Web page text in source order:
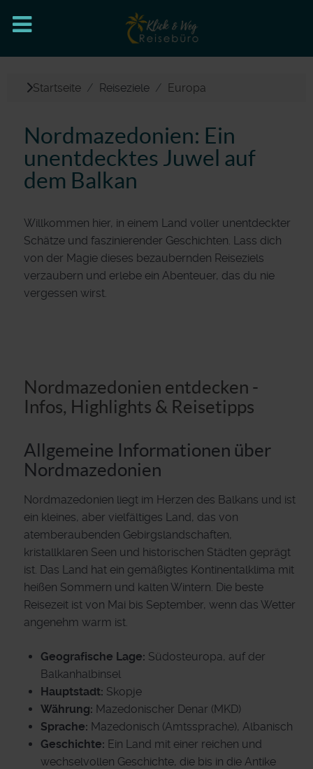
Startseite Reiseziele Europa
Nordmazedonien: Ein
unentdecktes Juwel auf
dem Balkan
Willkommen hier, in einem Land voller unentdeckter
Schätze und faszinierender Geschichten. Lass dich
von der Magie dieses bezaubernden Reiseziels
verzaubern und erlebe ein Abenteuer, das du nie
vergessen wirst.
Nordmazedonien entdecken -
Infos, Highlights & Reisetipps
Allgemeine Informationen über
Nordmazedonien
Nordmazedonien liegt im Herzen des Balkans und ist
ein kleines, aber vielfältiges Land, das von
atemberaubenden Gebirgslandschaften,
kristallklaren Seen und historischen Städten geprägt
ist. Das Land hat ein gemäßigtes Kontinentalklima mit
heißen Sommern und kalten Wintern. Die beste
Reisezeit ist von Mai bis September, wenn das Wetter
angenehm warm ist.
Geografische Lage: Südosteuropa, auf der
Balkanhalbinsel
Hauptstadt: Skopje
Währung: Mazedonischer Denar (MKD)
Sprache: Mazedonisch (Amtssprache), Albanisch
Geschichte: Ein Land mit einer reichen und
wechselvollen Geschichte, die bis in die Antike